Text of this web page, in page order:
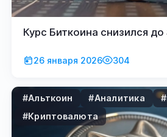
26 января 2026 304
Курс Биткоина снизился
#Альткоин #Аналитика
#Криптовалюта